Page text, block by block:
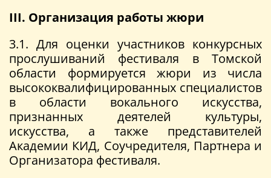
III. Организация работы жюри
3.1. Для оценки участников конкурсных
прослушиваний фестиваля в Томской
области формируется жюри из числа
высококвалифицированных специалистов
в области вокального искусства,
признанных деятелей культуры,
искусства, а также представителей
Академии КИД, Соучредителя, Партнера и
Организатора фестиваля.